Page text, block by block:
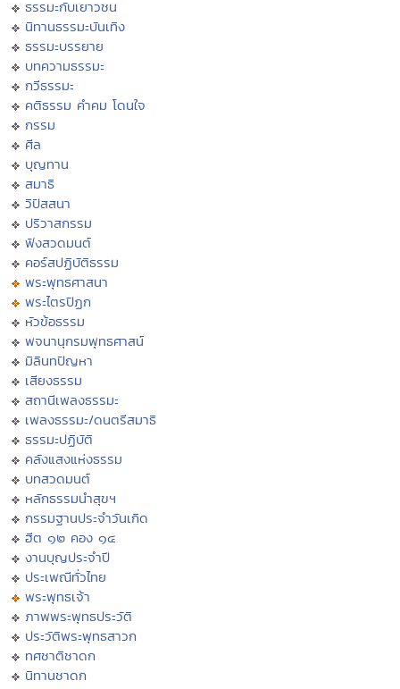
ธรรมะกับเยาวชน
นิทานธรรมะบันเทิง
ธรรมะบรรยาย
บทความธรรมะ
กวีธรรมะ
คติธรรม คำคม โดนใจ
กรรม
ศีล
บุญทาน
สมาธิ
วิปัสสนา
ปริวาสกรรม
ฟังสวดมนต์
คอร์สปฏิบัติธรรม
พระพุทธศาสนา
พระไตรปิฏก
หัวข้อธรรม
พจนานุกรมพุทธศาสน์
มิลินทปัญหา
เสียงธรรม
สถานีเพลงธรรมะ
เพลงธรรมะ/ดนตรีสมาธิ
ธรรมะปฏิบัติ
คลังแสงแห่งธรรม
บทสวดมนต์
หลักธรรมนำสุขฯ
กรรมฐานประจำวันเกิด
ฮีต ๑๒ คอง ๑๔
งานบุญประจำปี
ประเพณีทั่วไทย
พระพุทธเจ้า
ภาพพระพุทธประวัติ
ประวัติพระพุทธสาวก
ทศชาติชาดก
นิทานชาดก